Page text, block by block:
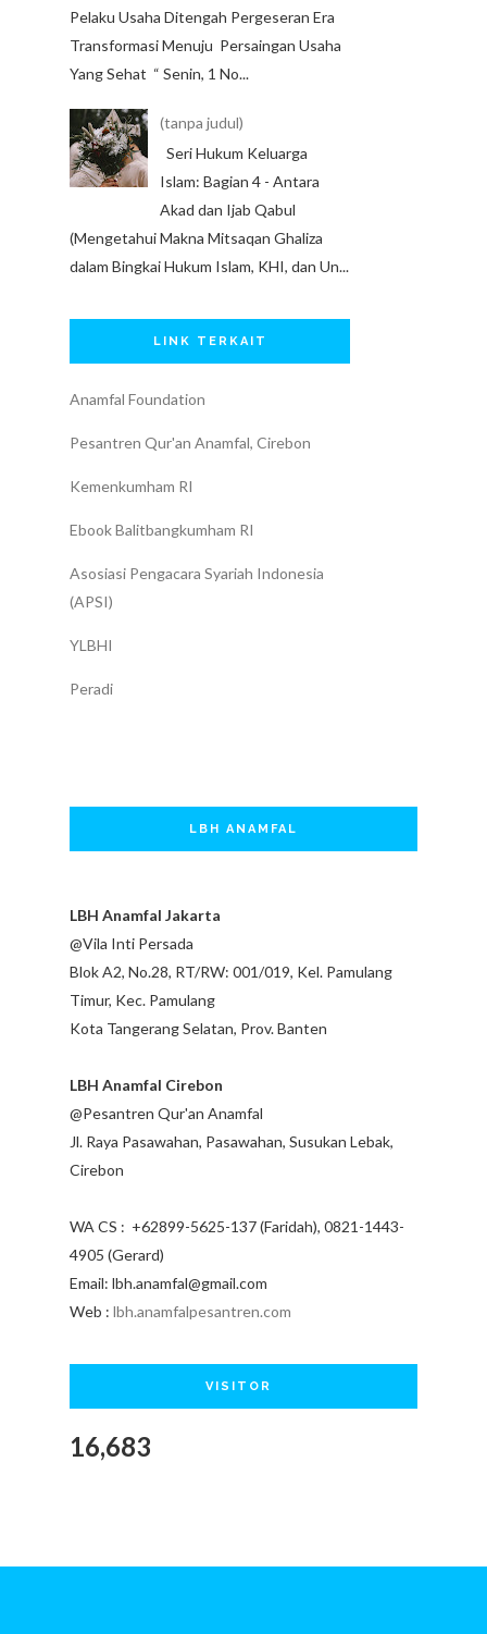
Pelaku Usaha Ditengah Pergeseran Era
Transformasi Menuju Persaingan Usaha
Yang Sehat “ Senin, 1 No...
(tanpa judul)
Seri Hukum Keluarga
Islam: Bagian 4 - Antara
Akad dan Ijab Qabul
(Mengetahui Makna Mitsaqan Ghaliza
dalam Bingkai Hukum Islam, KHI, dan Un...
LINK TERKAIT
Anamfal Foundation
Pesantren Qur'an Anamfal, Cirebon
Kemenkumham RI
Ebook Balitbangkumham RI
Asosiasi Pengacara Syariah Indonesia
(APSI)
YLBHI
Peradi
LBH ANAMFAL
LBH Anamfal Jakarta
@Vila Inti Persada
Blok A2, No.28, RT/RW: 001/019, Kel. Pamulang
Timur, Kec. Pamulang
Kota Tangerang Selatan, Prov. Banten
LBH Anamfal Cirebon
@Pesantren Qur'an Anamfal
Jl. Raya Pasawahan, Pasawahan, Susukan Lebak,
Cirebon
WA CS : +62899-5625-137 (Faridah), 0821-1443-
4905 (Gerard)
Email: lbh.anamfal@gmail.com
Web : lbh.anamfalpesantren.com
VISITOR
16,683